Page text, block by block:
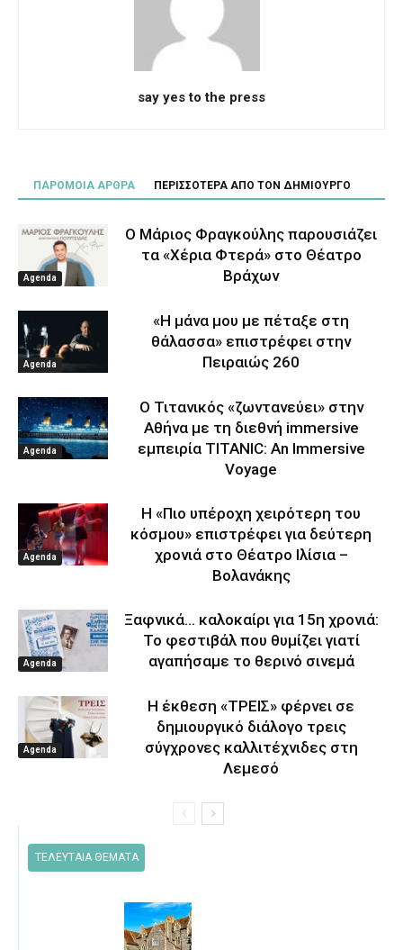
say yes to the press
ΠΑΡΟΜΟΙΑ ΑΡΘΡΑ ΠΕΡΙΣΣΟΤΕΡΑ ΑΠΟ ΤΟΝ ΔΗΜΙΟΥΡΓΟ
Agenda
Ο Μάριος Φραγκούλης παρουσιάζει
τα «Χέρια Φτερά» στο Θέατρο
Βράχων
Agenda
«Η μάνα μου με πέταξε στη
θάλασσα» επιστρέφει στην
Πειραιώς 260
Agenda
Ο Τιτανικός «ζωντανεύει» στην
Αθήνα με τη διεθνή immersive
εμπειρία TITANIC: An Immersive
Voyage
Agenda
Η «Πιο υπέροχη χειρότερη του
κόσμου» επιστρέφει για δεύτερη
χρονιά στο Θέατρο Ιλίσια –
Βολανάκης
Agenda
Ξαφνικά… καλοκαίρι για 15η χρονιά:
Το φεστιβάλ που θυμίζει γιατί
αγαπήσαμε το θερινό σινεμά
Agenda
Η έκθεση «ΤΡΕΙΣ» φέρνει σε
δημιουργικό διάλογο τρεις
σύγχρονες καλλιτέχνιδες στη
Λεμεσό
ΤΕΛΕΥΤΑΙΑ ΘΕΜΑΤΑ